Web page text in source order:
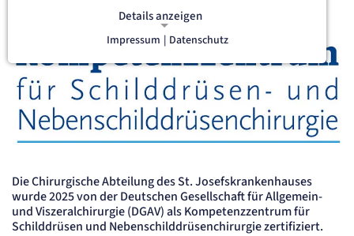
Die Chirurgische Abteilung des St. Josefskrankenhauses
wurde 2025 von der Deutschen Gesellschaft für Allgemein-
und Viszeralchirurgie (DGAV) als Kompetenzzentrum für
Schilddrüsen und Nebenschilddrüsenchirurgie zertifiziert.
Details anzeigen
NOTWENDIGE COOKIES
Notwendige Cookies ermöglichen
grundlegende Funktionen und sind für
die einwandfreie Funktion der Website
erforderlich.
Name:
et_oi_v2
Anbieter:
etracker GmbH
Impressum | Datenschutz